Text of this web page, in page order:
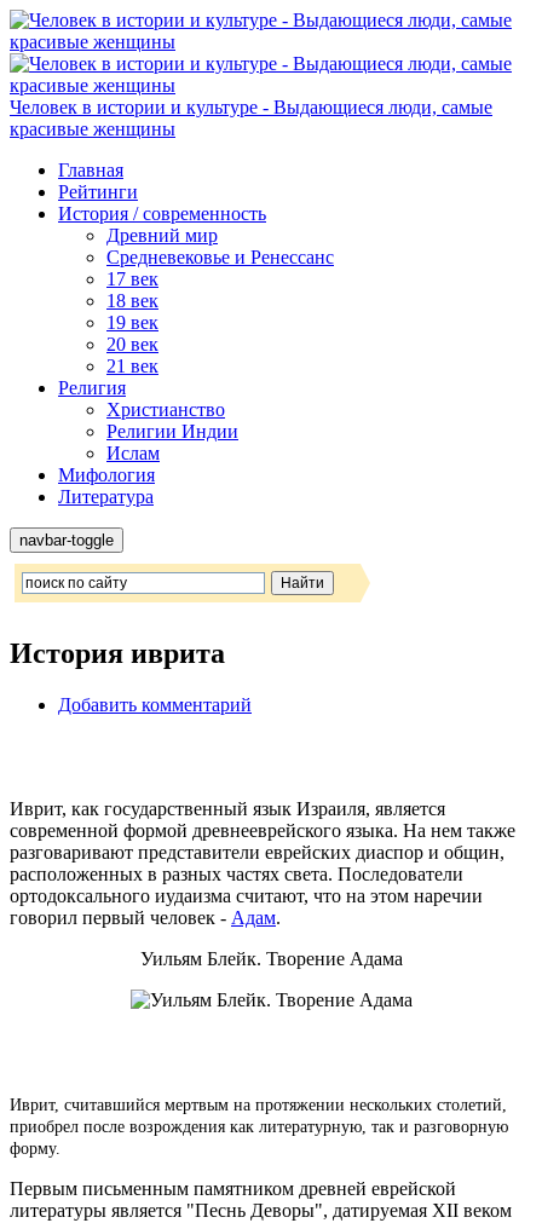
Человек в истории и культуре - Выдающиеся люди, самые
красивые женщины
Главная
Рейтинги
История / современность
Древний мир
Средневековье и Ренессанс
17 век
18 век
19 век
20 век
21 век
Религия
Христианство
Религии Индии
Ислам
Мифология
Литература
navbar-toggle
История иврита
Добавить комментарий
Иврит, как государственный язык Израиля, является
современной формой древнееврейского языка. На нем также
разговаривают представители еврейских диаспор и общин,
расположенных в разных частях света. Последователи
ортодоксального иудаизма считают, что на этом наречии
говорил первый человек - Адам.
Уильям Блейк. Творение Адама
Иврит, считавшийся мертвым на протяжении нескольких столетий,
приобрел после возрождения как литературную, так и разговорную
форму.
Первым письменным памятником древней еврейской
литературы является "Песнь Деворы", датируемая ХII веком